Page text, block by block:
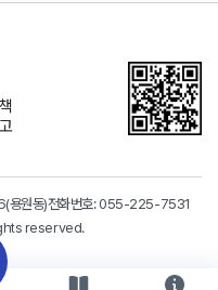
용원동)전화번호:055-225-7531
reserved.